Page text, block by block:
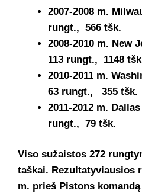
2007-2008 m.
rungt., 566 tšk.
2008-2010 m. New
113 rungt., 1148
2010-2011 m.
63 rungt., 355 tšk.
2011-2012 m.
rungt., 79 tšk.
Viso sužaistos 272
taškai. Rezultatyviausios
m. prieš Pistons